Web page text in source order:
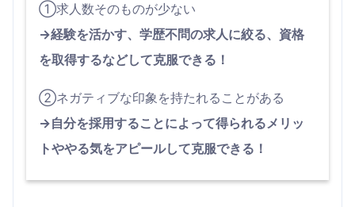
①求人数そのものが少ない
→経験を活かす、学歴不問の求人に絞る、資格
を取得するなどして克服できる！
②ネガティブな印象を持たれることがある
→自分を採用することによって得られるメリッ
トややる気をアピールして克服できる！